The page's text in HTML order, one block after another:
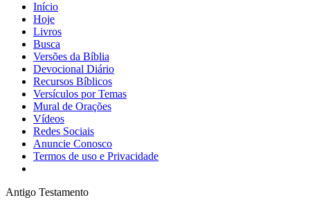
Início
Hoje
Livros
Busca
Versões da Bíblia
Devocional Diário
Recursos Bíblicos
Versículos por Temas
Mural de Orações
Vídeos
Redes Sociais
Anuncie Conosco
Termos de uso e Privacidade
Antigo Testamento